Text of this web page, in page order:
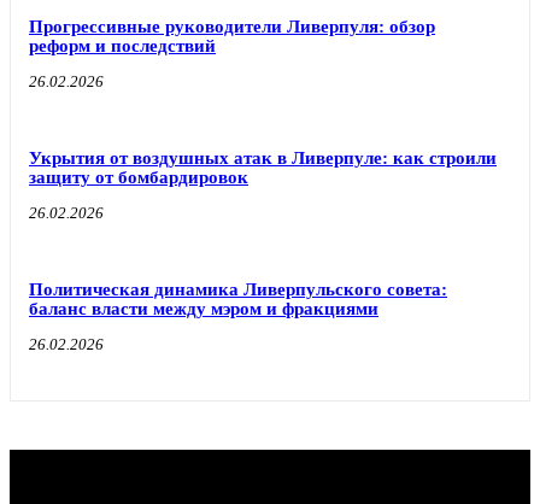
Прогрессивные руководители Ливерпуля: обзор
реформ и последствий
26.02.2026
Укрытия от воздушных атак в Ливерпуле: как строили
защиту от бомбардировок
26.02.2026
Политическая динамика Ливерпульского совета:
баланс власти между мэром и фракциями
26.02.2026